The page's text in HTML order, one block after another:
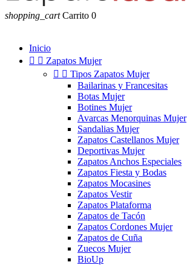
shopping_cart Carrito 0
Inicio
  Zapatos Mujer
  Tipos Zapatos Mujer
Bailarinas y Francesitas
Botas Mujer
Botines Mujer
Avarcas Menorquinas Mujer
Sandalias Mujer
Zapatos Castellanos Mujer
Deportivas Mujer
Zapatos Anchos Especiales
Zapatos Fiesta y Bodas
Zapatos Mocasines
Zapatos Vestir
Zapatos Plataforma
Zapatos de Tacón
Zapatos Cordones Mujer
Zapatos de Cuña
Zuecos Mujer
BioUp